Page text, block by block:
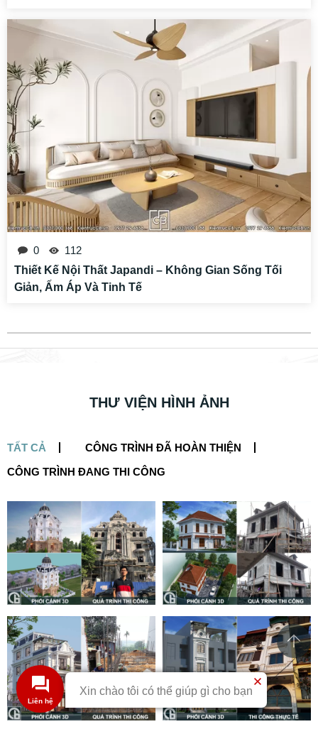
0
112
Thiết Kế Nội Thất Japandi – Không Gian Sống Tối
Giản, Ấm Áp Và Tinh Tế
THƯ VIỆN HÌNH ẢNH
TẤT CẢ
CÔNG TRÌNH ĐÃ HOÀN THIỆN
CÔNG TRÌNH ĐANG THI CÔNG
Xin chào tôi có thể giúp gì cho bạn